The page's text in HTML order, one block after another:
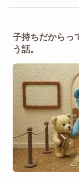
子持ちだからっ
う話。